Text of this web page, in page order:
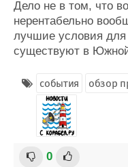
Дело не в том, что
нерентабельно
лучшие условия для
существуют в
события обзор
0